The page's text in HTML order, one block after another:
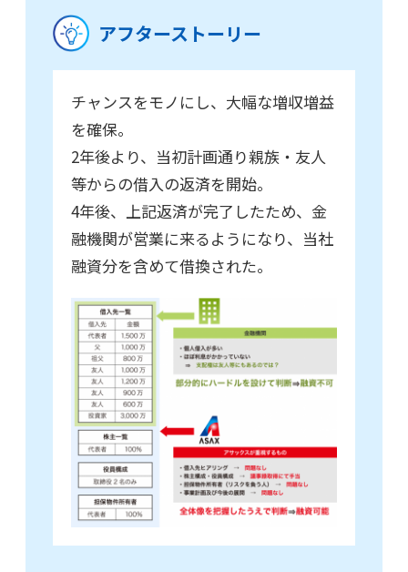
アフターストーリー
チャンスをモノにし、大幅な増収増益
を確保。
2年後より、当初計画通り親族・友人
等からの借入の返済を開始。
4年後、上記返済が完了したため、金
融機関が営業に来るようになり、当社
融資分を含めて借換された。